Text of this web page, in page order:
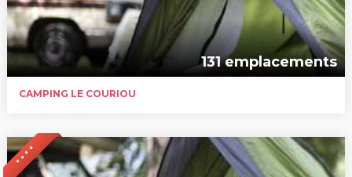
131 emplacements
CAMPING LE COURIOU
* * * *